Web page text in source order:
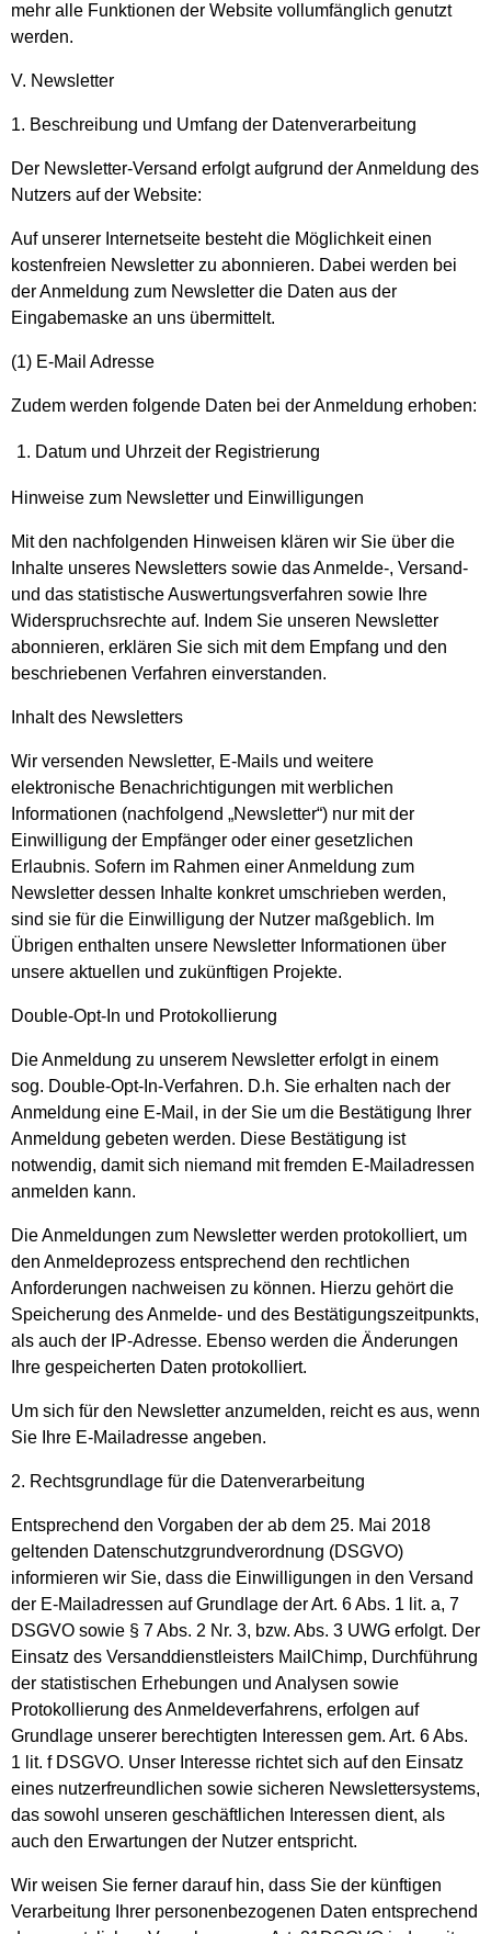
mehr alle Funktionen der Website vollumfänglich genutzt
werden.
V. Newsletter
1. Beschreibung und Umfang der Datenverarbeitung
Der Newsletter-Versand erfolgt aufgrund der Anmeldung des
Nutzers auf der Website:
Auf unserer Internetseite besteht die Möglichkeit einen
kostenfreien Newsletter zu abonnieren. Dabei werden bei
der Anmeldung zum Newsletter die Daten aus der
Eingabemaske an uns übermittelt.
(1) E-Mail Adresse
Zudem werden folgende Daten bei der Anmeldung erhoben:
Datum und Uhrzeit der Registrierung
Hinweise zum Newsletter und Einwilligungen
Mit den nachfolgenden Hinweisen klären wir Sie über die
Inhalte unseres Newsletters sowie das Anmelde-, Versand-
und das statistische Auswertungsverfahren sowie Ihre
Widerspruchsrechte auf. Indem Sie unseren Newsletter
abonnieren, erklären Sie sich mit dem Empfang und den
beschriebenen Verfahren einverstanden.
Inhalt des Newsletters
Wir versenden Newsletter, E-Mails und weitere
elektronische Benachrichtigungen mit werblichen
Informationen (nachfolgend „Newsletter“) nur mit der
Einwilligung der Empfänger oder einer gesetzlichen
Erlaubnis. Sofern im Rahmen einer Anmeldung zum
Newsletter dessen Inhalte konkret umschrieben werden,
sind sie für die Einwilligung der Nutzer maßgeblich. Im
Übrigen enthalten unsere Newsletter Informationen über
unsere aktuellen und zukünftigen Projekte.
Double-Opt-In und Protokollierung
Die Anmeldung zu unserem Newsletter erfolgt in einem
sog. Double-Opt-In-Verfahren. D.h. Sie erhalten nach der
Anmeldung eine E-Mail, in der Sie um die Bestätigung Ihrer
Anmeldung gebeten werden. Diese Bestätigung ist
notwendig, damit sich niemand mit fremden E-Mailadressen
anmelden kann.
Die Anmeldungen zum Newsletter werden protokolliert, um
den Anmeldeprozess entsprechend den rechtlichen
Anforderungen nachweisen zu können. Hierzu gehört die
Speicherung des Anmelde- und des Bestätigungszeitpunkts,
als auch der IP-Adresse. Ebenso werden die Änderungen
Ihre gespeicherten Daten protokolliert.
Um sich für den Newsletter anzumelden, reicht es aus, wenn
Sie Ihre E-Mailadresse angeben.
2. Rechtsgrundlage für die Datenverarbeitung
Entsprechend den Vorgaben der ab dem 25. Mai 2018
geltenden Datenschutzgrundverordnung (DSGVO)
informieren wir Sie, dass die Einwilligungen in den Versand
der E-Mailadressen auf Grundlage der Art. 6 Abs. 1 lit. a, 7
DSGVO sowie § 7 Abs. 2 Nr. 3, bzw. Abs. 3 UWG erfolgt. Der
Einsatz des Versanddienstleisters MailChimp, Durchführung
der statistischen Erhebungen und Analysen sowie
Protokollierung des Anmeldeverfahrens, erfolgen auf
Grundlage unserer berechtigten Interessen gem. Art. 6 Abs.
1 lit. f DSGVO. Unser Interesse richtet sich auf den Einsatz
eines nutzerfreundlichen sowie sicheren Newslettersystems,
das sowohl unseren geschäftlichen Interessen dient, als
auch den Erwartungen der Nutzer entspricht.
Wir weisen Sie ferner darauf hin, dass Sie der künftigen
Verarbeitung Ihrer personenbezogenen Daten entsprechend